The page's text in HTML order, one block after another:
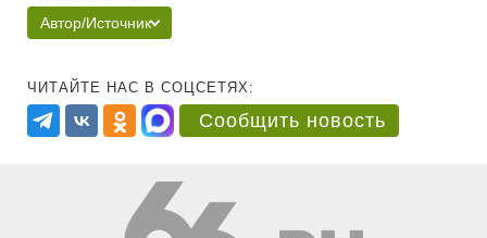
Автор/Источник
ЧИТАЙТЕ НАС В СОЦСЕТЯХ:
Сообщить новость